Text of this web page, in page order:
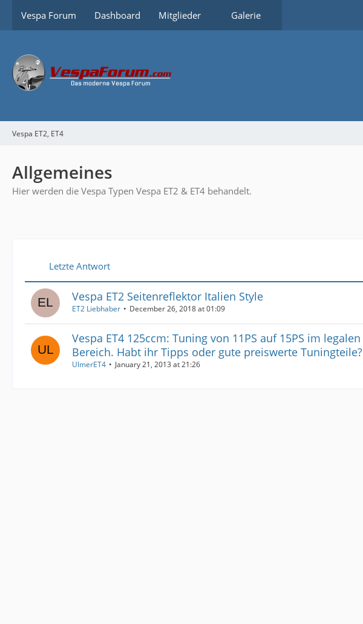
Vespa Forum Dashboard Mitglieder Galerie
Vespa ET2, ET4
Allgemeines
Hier werden die Vespa Typen Vespa ET2 & ET4 behandelt.
Letzte Antwort
Vespa ET2 Seitenreflektor Italien Style
ET2 Liebhaber December 26, 2018 at 01:09
Vespa ET4 125ccm: Tuning von 11PS auf 15PS im legalen
Bereich. Habt ihr Tipps oder gute preiswerte Tuningteile?
UlmerET4 January 21, 2013 at 21:26